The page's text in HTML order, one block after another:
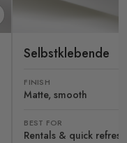
Selbstklebende
FINISH
Matte, smooth
BEST FOR
Rentals & quick